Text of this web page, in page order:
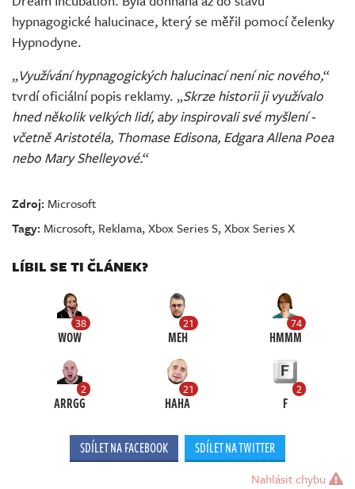
hypnagogické halucinace, který se měřil pomocí čelenky
Hypnodyne.
„Využívání hypnagogických halucinací není nic nového,“
tvrdí oficiální popis reklamy. „Skrze historii ji využívalo
hned několik velkých lidí, aby inspirovali své myšlení -
včetně Aristotéla, Thomase Edisona, Edgara Allena Poea
nebo Mary Shelleyové.“
Zdroj: Microsoft
Tagy: Microsoft, Reklama,Xbox Series S,Xbox Series X
LÍBIL SE TI ČLÁNEK?
38
WOW
21
MEH
74
HMMM
2
ARRGG
21
HAHA
2
F
SDÍLET NA FACEBOOK SDÍLET NA TWITTER
Nahlásit chybu